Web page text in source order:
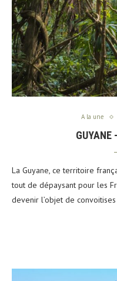
A la une
GUYANE
La Guyane, ce territoire
tout de dépaysant pour les
devenir l’objet de